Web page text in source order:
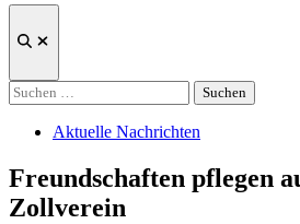
Suche
Suchen
nach:
Veröffentlicht
Aktuelle Nachrichten
Freundschaften pflegen
Zollverein